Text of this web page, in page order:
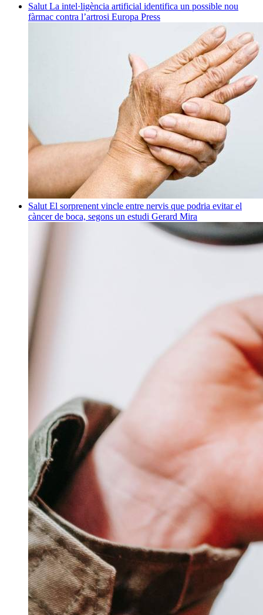
Salut La intel·ligència artificial identifica un possible nou
fàrmac contra l’artrosi Europa Press
Salut El sorprenent vincle entre nervis que podria evitar el
càncer de boca, segons un estudi Gerard Mira